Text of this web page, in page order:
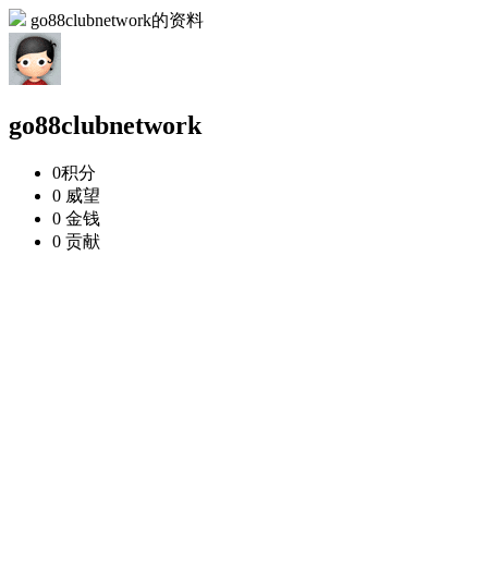
go88clubnetwork的资料
go88clubnetwork
0积分
0 威望
0 金钱
0 贡献